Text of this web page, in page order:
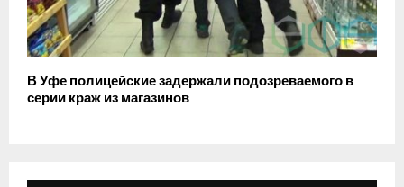
В Уфе полицейские задержали подозреваемого в
серии краж из магазинов